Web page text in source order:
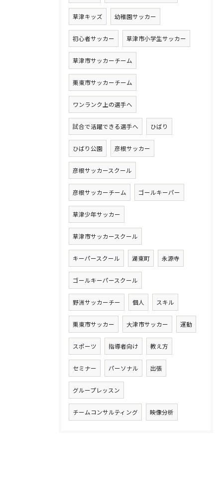
草津キッズ 幼稚園サッカー
初心者サッカー 草津市小学生サッカー
草津市サッカーチーム
栗東市サッカーチーム
ワンランク上の選手へ
試合で活躍できる選手へ ひばり
ひばり公園 彦根サッカー
彦根サッカースクール
彦根サッカーチーム ゴールキーパー
草津少年サッカー
草津市サッカースクール
キーパースクール 湖東町 永源寺
ゴールキーパースクール
野洲サッカーチー 個人 スキル
栗東市サッカー 大津市サッカー 運動
スポーツ 指導者向け 教え方
セミナー パーソナル 出張
グループレッスン
チームコンサルティング 映像分析